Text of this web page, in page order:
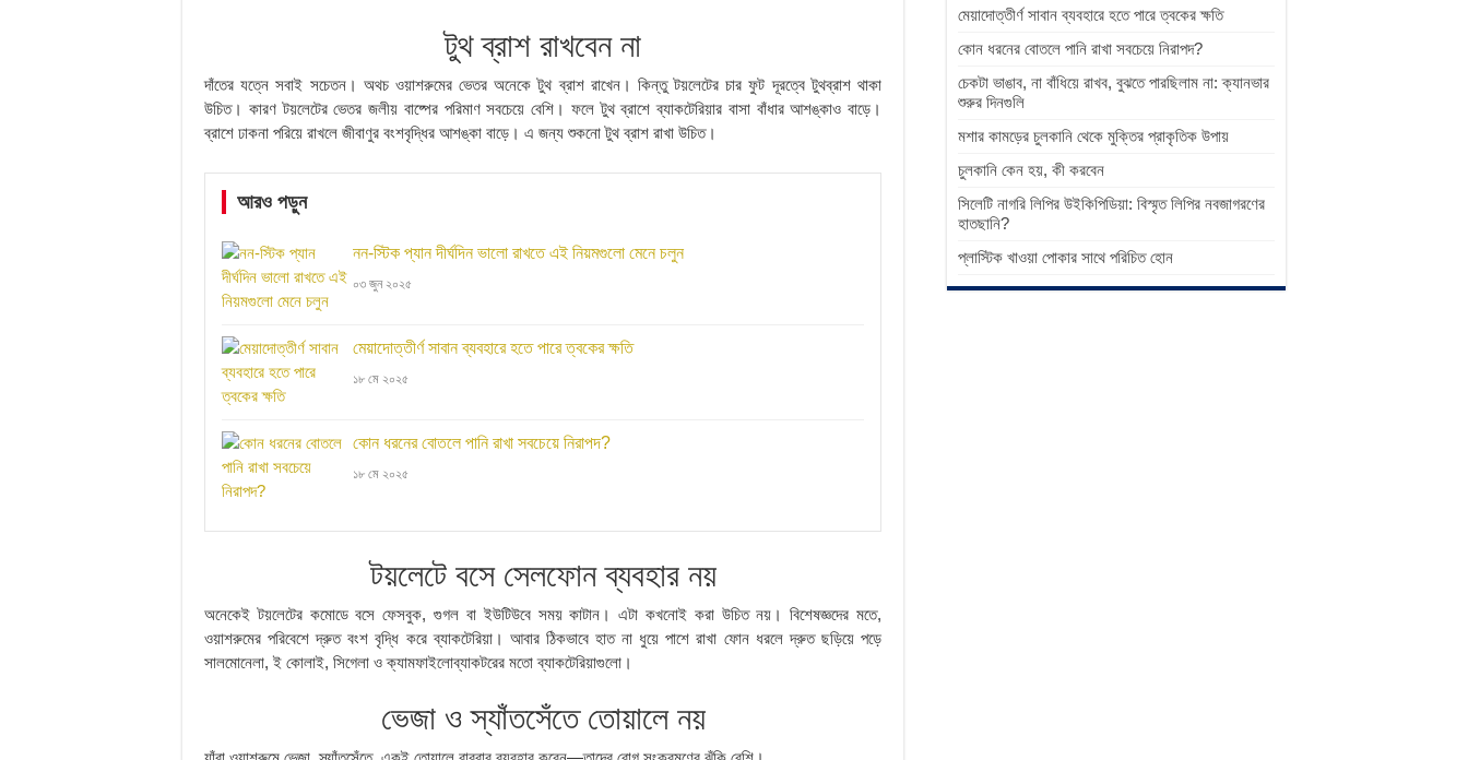
টুথ ব্রাশ রাখবেন না
দাঁতের যত্নে সবাই সচেতন। অথচ ওয়াশরুমের ভেতর অনেকে টুথ ব্রাশ রাখেন। কিন্তু টয়লেটের চার ফুট দূরত্বে টুথব্রাশ থাকা
উচিত। কারণ টয়লেটের ভেতর জলীয় বাষ্পের পরিমাণ সবচেয়ে বেশি। ফলে টুথ ব্রাশে ব্যাকটেরিয়ার বাসা বাঁধার আশঙ্কাও বাড়ে।
ব্রাশে ঢাকনা পরিয়ে রাখলে জীবাণুর বংশবৃদ্ধির আশঙ্কা বাড়ে। এ জন্য শুকনো টুথ ব্রাশ রাখা উচিত।
আরও পড়ুন
নন-স্টিক প্যান দীর্ঘদিন ভালো রাখতে এই নিয়মগুলো মেনে চলুন
০৩ জুন ২০২৫
মেয়াদোত্তীর্ণ সাবান ব্যবহারে হতে পারে ত্বকের ক্ষতি
১৮ মে ২০২৫
কোন ধরনের বোতলে পানি রাখা সবচেয়ে নিরাপদ?
১৮ মে ২০২৫
টয়লেটে বসে সেলফোন ব্যবহার নয়
অনেকেই টয়লেটের কমোডে বসে ফেসবুক, গুগল বা ইউটিউবে সময় কাটান। এটা কখনোই করা উচিত নয়। বিশেষজ্ঞদের মতে,
ওয়াশরুমের পরিবেশে দ্রুত বংশ বৃদ্ধি করে ব্যাকটেরিয়া। আবার ঠিকভাবে হাত না ধুয়ে পাশে রাখা ফোন ধরলে দ্রুত ছড়িয়ে পড়ে
সালমোনেলা, ই কোলাই, সিগেলা ও ক্যামফাইলোব্যাকটরের মতো ব্যাকটেরিয়াগুলো।
ভেজা ও স্যাঁতসেঁতে তোয়ালে নয়
মেয়াদোত্তীর্ণ সাবান ব্যবহারে হতে পারে ত্বকের ক্ষতি
কোন ধরনের বোতলে পানি রাখা সবচেয়ে নিরাপদ?
চেকটা ভাঙাব, না বাঁধিয়ে রাখব, বুঝতে পারছিলাম না: ক্যানভার
শুরুর দিনগুলি
মশার কামড়ের চুলকানি থেকে মুক্তির প্রাকৃতিক উপায়
চুলকানি কেন হয়, কী করবেন
সিলেটি নাগরি লিপির উইকিপিডিয়া: বিস্মৃত লিপির নবজাগরণের
হাতছানি?
প্লাস্টিক খাওয়া পোকার সাথে পরিচিত হোন